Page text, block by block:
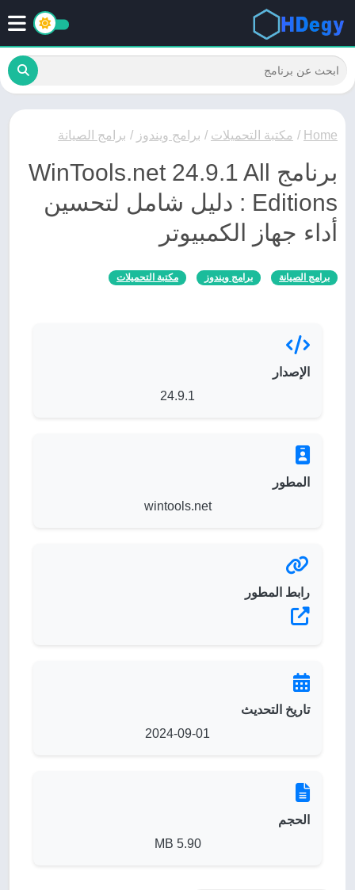
Home
/ مكتبة التحميلات / برامج ويندوز / برامج الصيانة
برنامج WinTools.net 24.9.1 All
Editions : دليل شامل لتحسين
أداء جهاز الكمبيوتر
برامج الصيانة برامج ويندوز مكتبة التحميلات
الإصدار
24.9.1
المطور
wintools.net
رابط المطور
تاريخ التحديث
2024-09-01
الحجم
5.90 MB